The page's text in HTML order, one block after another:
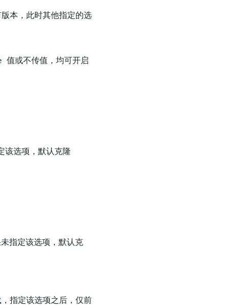
本，此时其他指定的选
值或不传值，均可开启
该选项，默认克隆
指定该选项，默认克
指定该选项之后，仅前